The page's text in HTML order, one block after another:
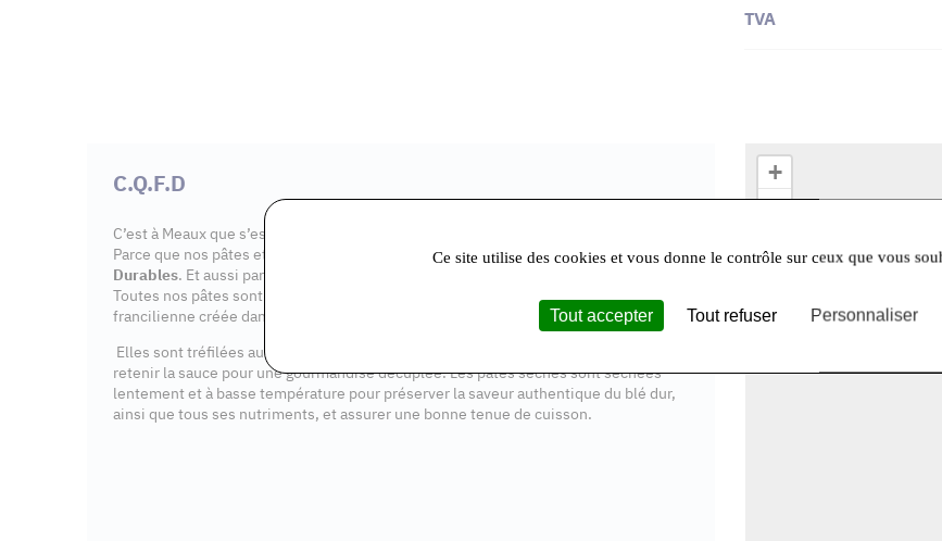
TVA
C.Q.F.D
C’est à Meaux que s’est installé l’atelier
Parce que nos pâtes et nos sauces sont
Créatives. Qualitatives. Françaises.
Durables. Et aussi parce que c’est
Toutes nos pâtes sont élaborées à base de
issu de la filière blé dur bio
francilienne créée dans le cadre du montage du projet.
Elles sont tréfilées au bronze pour leur donner la rugosité qui leur permettra de
retenir la sauce pour une gourmandise décuplée. Les pâtes sèches sont séchées
lentement et à basse température pour préserver la saveur authentique du blé dur,
ainsi que tous ses nutriments, et assurer une bonne tenue de cuisson.
+
−
Ce site utilise des cookies et vous donne le contrôle sur ceux que vous
Tout accepter Tout refuser Personnaliser